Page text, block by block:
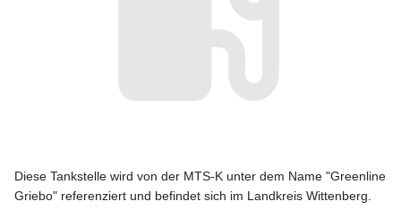
Diese Tankstelle wird von der MTS-K unter dem Name "Greenline
Griebo" referenziert und befindet sich im Landkreis Wittenberg.